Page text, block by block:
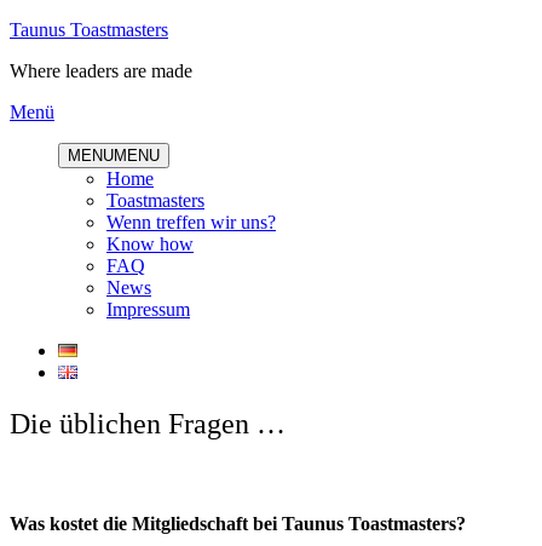
Direkt
Inhalt
Taunus Toastmasters
Where leaders are made
Menü
MENUMENU
Home
Toastmasters
Wenn treffen wir uns?
Know how
FAQ
News
Impressum
Die üblichen Fragen …
Was kostet die Mitgliedschaft bei Taunus Toastmasters?